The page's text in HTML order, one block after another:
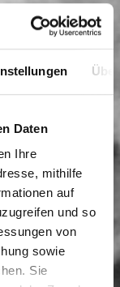
Daten
Ihre
mithilfe
auf
und so
von
sowie
Sie